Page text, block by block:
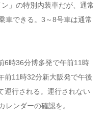
」の特別内装車だが、通常
車できる。3～8号車は通常
6時36分博多発で午前11時
前11時32分新大阪発で午後
運行される。運行されない
レンダーの確認を。